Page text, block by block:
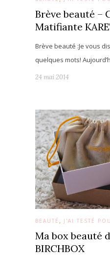
Brève beauté –
Matifiante
Brève beauté :Je vous
quelques mots!
24 mai 2014
BEAUTÉ , J'AI TESTÉ
Ma box beauté
BIRCHBOX